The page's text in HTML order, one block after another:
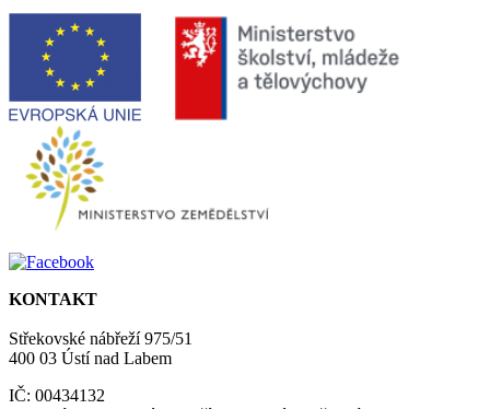
KONTAKT
Střekovské nábřeží 975/51
400 03 Ústí nad Labem
IČ: 00434132